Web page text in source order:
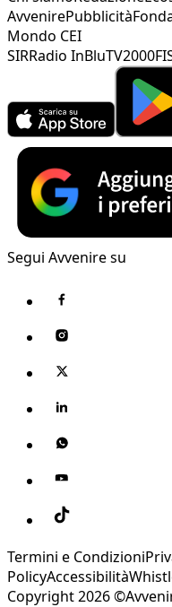
AvvenirePubblicità
Mondo CEI
SIRRadio InBluTV2000
Segui Avvenire su
Termini e Condizioni
PolicyAccessibilità
Copyright 2026